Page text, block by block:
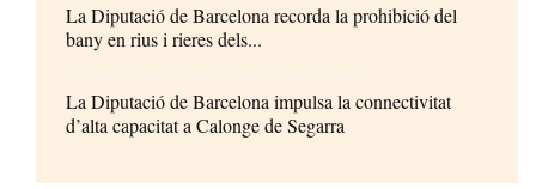
La Diputació de Barcelona recorda la prohibició del
bany en rius i rieres dels...
La Diputació de Barcelona impulsa la connectivitat
d’alta capacitat a Calonge de Segarra